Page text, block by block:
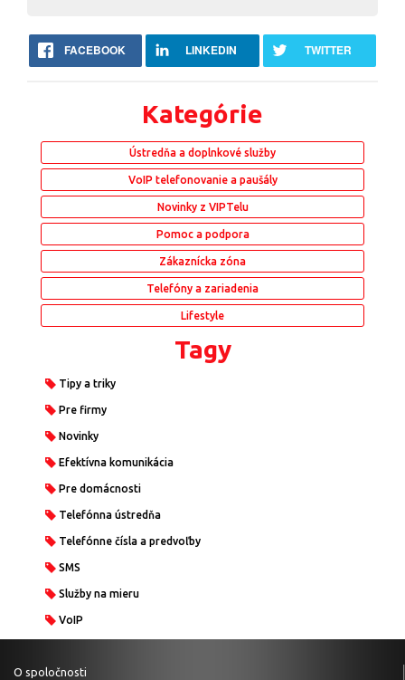
FACEBOOK LINKEDIN TWITTER
Kategórie
Ústredňa a doplnkové služby
VoIP telefonovanie a paušály
Novinky z VIPTelu
Pomoc a podpora
Zákaznícka zóna
Telefóny a zariadenia
Lifestyle
Tagy
Tipy a triky
Pre firmy
Novinky
Efektívna komunikácia
Pre domácnosti
Telefónna ústredňa
Telefónne čísla a predvoľby
SMS
Služby na mieru
VoIP
O spoločnosti